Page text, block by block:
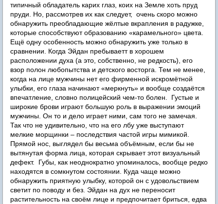
типичный обладатель карих глаз, коих на Земле хоть пруд
пруди. Но, рассмотрев их как следует, очень скоро можно
обнаружить преобладающие жёлтые вкрапления в радужке,
которые способствуют образованию «карамельного» цвета.
Ещё одну особенность можно обнаружить уже только в
сравнении. Когда Эйдан пребываетт в хорошем
расположении духа (а это, собственно, не редкость), его
взор полон любопытства и детского восторга. Тем не менее,
когда на лице мужчины нет его фирменной искромётной
улыбки, его глаза начинают «меркнуть» и вообще создаётся
впечатление, словно полицейский чем-то болен. Густые и
широкие брови играют большую роль в выражении эмоций
мужчины. Он то и дело играет ними, сам того не замечая.
Так что не удивительно, что на его лбу уже выступают
мелкие морщинки – последствия частой игры мимикой.
Прямой нос, выглядел бы весьма объёмным, если бы не
вытянутая форма лица, которая скрывает этот визуальный
дефект. Губы, как неоднократно упоминалось, вообще редко
находятся в сомкнутом состоянии. Куда чаще можно
обнаружить приятную улыбку, которой он с удовольствием
светит по поводу и без. Эйдан на дух не переносит
растительность на своём лице и предпочитает бриться, едва